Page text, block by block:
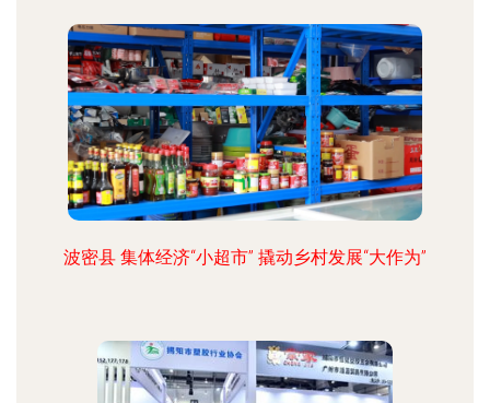
波密县 集体经济“小超市” 撬动乡村发展“大作为”